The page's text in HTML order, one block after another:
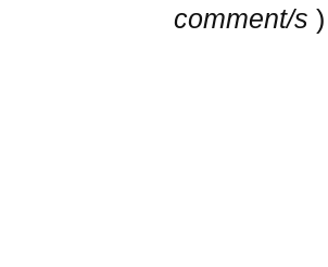
comment/s )